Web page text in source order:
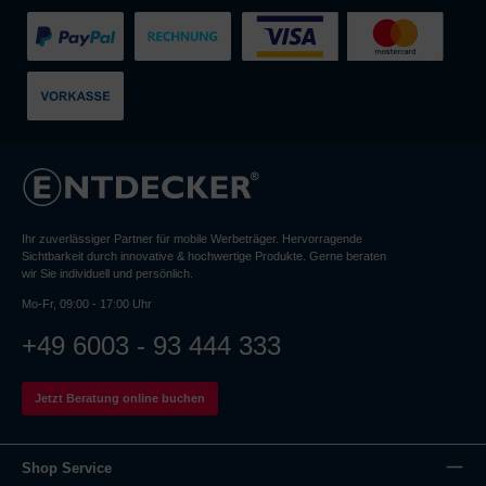
Ihr zuverlässiger Partner für mobile Werbeträger. Hervorragende
Sichtbarkeit durch innovative & hochwertige Produkte. Gerne beraten
wir Sie individuell und persönlich.
Mo-Fr, 09:00 - 17:00 Uhr
+49 6003 - 93 444 333
Jetzt Beratung online buchen
Shop Service